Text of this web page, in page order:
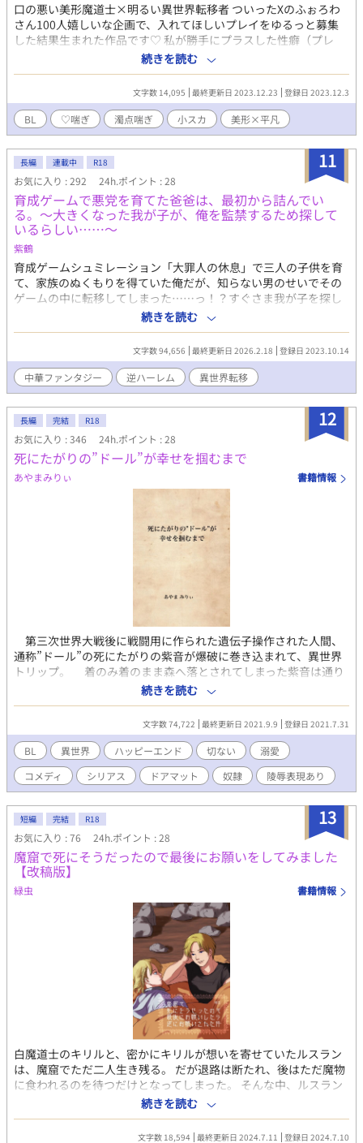
口の悪い美形魔道士×明るい異世界転移者 ついったXのふぉろわ
さん100人嬉しいな企画で、入れてほしいプレイをゆるっと募集
した結果生まれた作品です♡ 私が勝手にプラスした性癖（プレ
イ）も含めて、出てくる要素は成分表に載せています。念のため
に確認するも自由、びっくりおもちゃ箱気分で確認しないのも自
由です。 グロやリョナといった私が苦手なものは出てこないの
で、いつものようでちょっと違うらぶざまエロコメを楽しんでも
らえたら嬉しいです！ 何がきても美味しく食べる方向けです♡ ♡
受け サギリ（22） 黒髪黒目の異世界転移者。一人称俺。凡庸な容
姿だけど明るくムードメーカー。攻めに拾われて住み込み店員と
いう形で一緒に住んでいる。最初は口の悪い攻めのことが苦手だ
ったものの、なんやかんやあって大好きになり、告白して両想い
に。もっと激しく求めてほしいと思っている。 ♡攻め クラブ
（28） 銀髪金目の超絶美形魔道士。一人称僕。魔法薬のお店を営
んでいる。客の前では物腰柔らか。受けを拾ったのも、異世界人
の体液が高位魔法薬の材料になるからだった。しかし段々と絆さ
れていき、いつしか受けのことを愛するように。抱き潰さないよ
う性欲を抑えているし、身体を心配して中出しもしない。とても
巨根。 ♡あらすじ 両想いになって毎日いちゃらぶな日々を過ごす
二人。ヤることヤったある日、夜中に目覚めたサギリは傍にクラ
ブがいないことに気が付く。薄く開いた扉の向こうからは、小さ
く漏れ聞こえてくる声。そっと声の元を探ると、部屋の外、締め
切られたトイレの中から水音とクラブの喘ぎ声が聞こえてきた。
どうやら何度もイってボチャボチャと重たい精液を吐き出してい
るらしい。こんなに我慢していたのかと、雷を受けたような気分
になるサギリ。オナニーなんてせずに全部自分に性欲をぶつけろ
とクラブに伝えるが──……。
続きを読む
文字数 14,095 最終更新日 2023.12.23 登録日 2023.12.3
BL ♡喘ぎ 濁点喘ぎ 小スカ 美形×平凡
11
長編 連載中 R18
お気に入り : 292 24h.ポイント : 28
育成ゲームで悪党を育てた爸爸は、最初から詰んでい
る。～大きくなった我が子が、俺を監禁するため探して
いるらしい……～
紫鶴
育成ゲームシュミレーション「大罪人の休息」で三人の子供を育
て、家族のぬくもりを得ていた俺だが、知らない男のせいでその
ゲームの中に転移してしまった……っ！？すぐさま我が子を探し
に行きたいが、何故か知らぬ間に妖怪退治をする道士として宮廷
直属の組織『映月』に属することに！！その上、そこで大きくな
った我が子と再会したのだが、どうやら彼らは俺を見つけ次第監
禁しようと目論んでいるようで……。ばれたら終わる。だから俺
は爸爸（パパ）だと気付かれないように彼らを見守ることにした
のだが、監禁されて終わるかも。我が子といえど、怖いものは怖
い！！誰か俺を助けてくれ！！ ムーンライトノベルズにも連載中
続きを読む
文字数 94,656 最終更新日 2026.2.18 登録日 2023.10.14
中華ファンタジー 逆ハーレム 異世界転移
12
長編 完結 R18
お気に入り : 346 24h.ポイント : 28
死にたがりの”ドール”が幸せを掴むまで
あやまみりぃ 書籍情報
第三次世界大戦後に戦闘用に作られた遺伝子操作された人間、
通称”ドール”の死にたがりの紫音が爆破に巻き込まれて、異世界
トリップ。 着のみ着のまま森へ落とされてしまった紫音は通り
かかった奴隷商につかまり、違法娼館に売られたが”世界の異
物”を探しにきた宮廷魔道士兼第三王子のライオネルにより助け出
される。 恋愛初心者のライオネルに紫音が惚れられ大事に扱わ
れ、そのまま幸せになれるかと思いきやタイミングの悪さが重な
り、すれ違ってしまう……。 薄幸な青年が近未来日本から魔法
ありのファンタジー世界へ転移し、現地の第三王子とすれ違いな
がらも紆余曲折を得て愛し愛される物語（宮廷魔道士兼第三王子
×死にたがりのドール）
続きを読む
文字数 74,722 最終更新日 2021.9.9 登録日 2021.7.31
BL 異世界 ハッピーエンド 切ない
溺愛
コメディ
シリアス ドアマット 奴隷 陵辱表現あり
13
短編 完結 R18
お気に入り : 76 24h.ポイント : 28
魔窟で死にそうだったので最後にお願いをしてみました
【改稿版】
緑虫 書籍情報
白魔道士のキリルと、密かにキリルが想いを寄せていたルスラン
は、魔窟でただ二人生き残る。 だが退路は断たれ、後はただ魔物
に食われるのを待つだけとなってしまった。 そんな中、ルスラン
は自分が童貞だと言い出しーー⁉︎ 魔窟の中で魔物に見守られつ
つ、キリルはとあることを提案する。 【無骨戦士x不憫系白魔道
士】 ※過去回想で女性との描写が出てきます。苦手な方はご注意
続きを読む
文字数 18,594 最終更新日 2024.7.11 登録日 2024.7.10